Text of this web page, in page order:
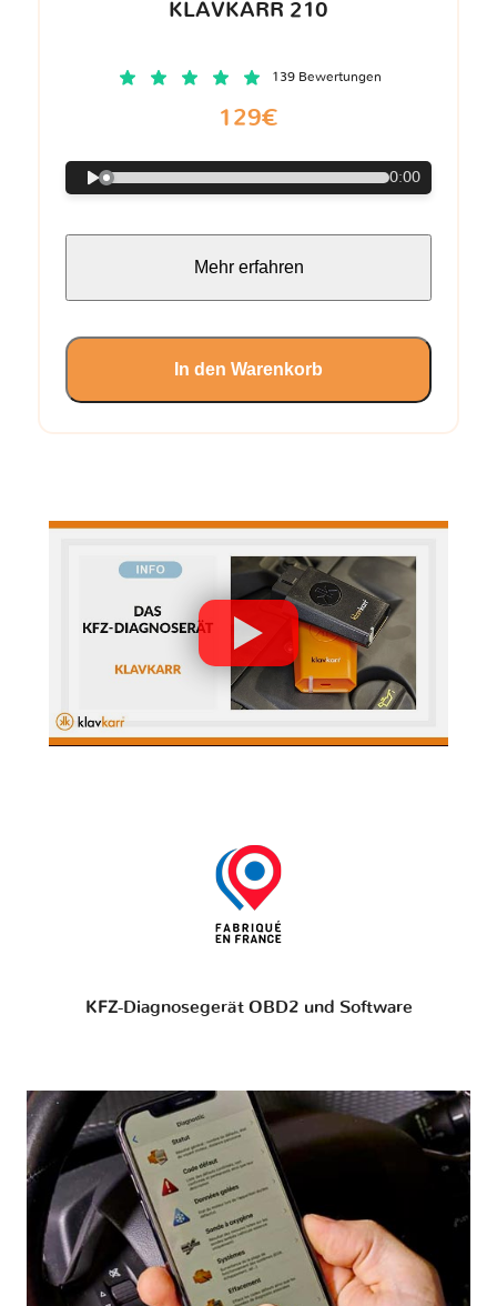
KLAVKARR 210
139 Bewertungen
129€
0:00
Mehr erfahren
In den Warenkorb
KFZ-Diagnosegerät OBD2 und Software